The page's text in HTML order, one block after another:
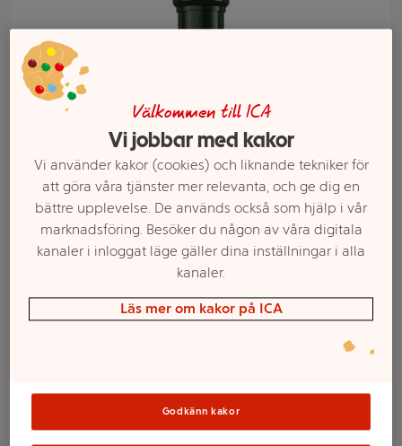
Välkommen till ICA
Vi jobbar med kakor
Vi använder kakor (cookies) och liknande tekniker för
att göra våra tjänster mer relevanta, och ge dig en
bättre upplevelse. De används också som hjälp i vår
marknadsföring. Besöker du någon av våra digitala
kanaler i inloggat läge gäller dina inställningar i alla
kanaler.
Läs mer om kakor på ICA
Godkänn kakor